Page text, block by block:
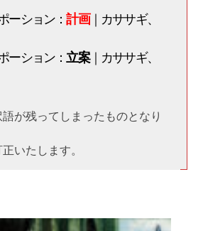
ーション：計画｜カササギ、
ーション：立案｜カササギ、
が残ってしまったものとなり
いたします。